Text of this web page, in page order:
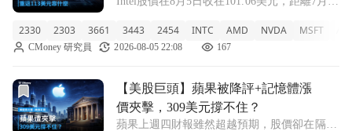
離。 那一夜的漲幅隔天全部吐回，還倒跌7%
到92美元，原因直到最近才逐漸清晰。 問題
2330 2303 3661 3443 2454 INTC AMD NVDA MSFT
CMoney 研究員 2026-08-05 22:08 167
前往【美股巨頭】蘋果被降評+記憶體漲價夾擊，309美元撐
【美股巨頭】蘋果被降評+記憶體漲
價夾擊，309美元撐不住？
蘋果上週四財報雖然超越預期，股價卻在隔日